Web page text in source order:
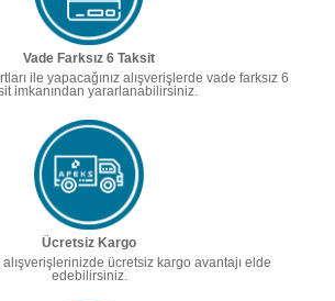
Vade Farksız 6 Taksit
ile yapacağınız alışverişlerde vade farksız 6
imkanından yararlanabilirsiniz.
Ücretsiz Kargo
ücretsiz kargo avantajı elde
edebilirsiniz.